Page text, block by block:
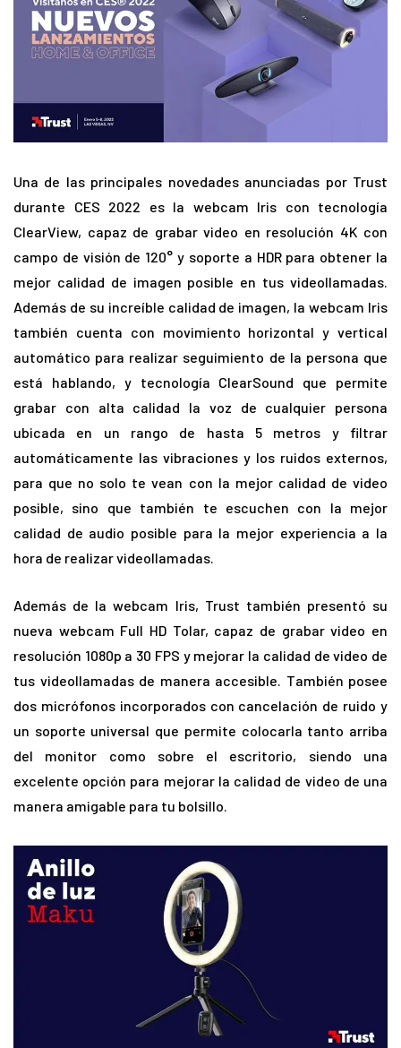
Una de las principales novedades anunciadas por Trust
durante CES 2022 es la webcam Iris con tecnología
ClearView, capaz de grabar video en resolución 4K con
campo de visión de 120° y soporte a HDR para obtener la
mejor calidad de imagen posible en tus videollamadas.
Además de su increíble calidad de imagen, la webcam Iris
también cuenta con movimiento horizontal y vertical
automático para realizar seguimiento de la persona que
está hablando, y tecnología ClearSound que permite
grabar con alta calidad la voz de cualquier persona
ubicada en un rango de hasta 5 metros y filtrar
automáticamente las vibraciones y los ruidos externos,
para que no solo te vean con la mejor calidad de video
posible, sino que también te escuchen con la mejor
calidad de audio posible para la mejor experiencia a la
hora de realizar videollamadas.
Además de la webcam Iris, Trust también presentó su
nueva webcam Full HD Tolar, capaz de grabar video en
resolución 1080p a 30 FPS y mejorar la calidad de video de
tus videollamadas de manera accesible. También posee
dos micrófonos incorporados con cancelación de ruido y
un soporte universal que permite colocarla tanto arriba
del monitor como sobre el escritorio, siendo una
excelente opción para mejorar la calidad de video de una
manera amigable para tu bolsillo.